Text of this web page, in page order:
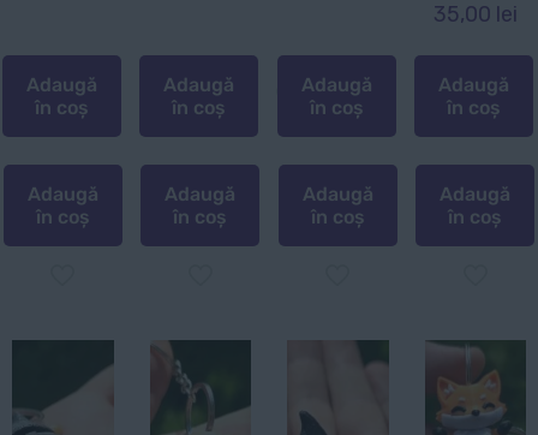
Adaugă
în coș
Adaugă
în coș
Adaugă
în coș
Adaugă
în coș
Adaugă
în coș
Adaugă
în coș
35,00 lei
Adaugă
în coș
Adaugă
în coș